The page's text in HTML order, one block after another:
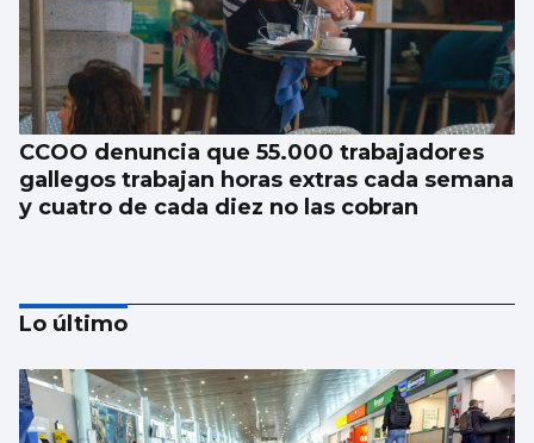
CCOO denuncia que 55.000 trabajadores
gallegos trabajan horas extras cada semana
y cuatro de cada diez no las cobran
Lo último